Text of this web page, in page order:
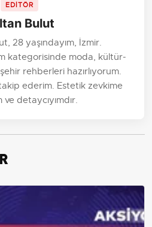
EDİTÖR
Bulut
28 yaşındayım, İzmir.
kategorisinde moda, kültür-
rehberleri hazırlıyorum.
ederim. Estetik zevkime
detaycıyımdır.